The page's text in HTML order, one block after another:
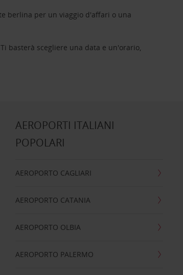
berlina per un viaggio d'affari o una
basterà scegliere una data e un'orario,
AEROPORTI ITALIANI
POPOLARI
AEROPORTO CAGLIARI
AEROPORTO CATANIA
AEROPORTO OLBIA
AEROPORTO PALERMO